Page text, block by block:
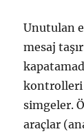
Unutulan
mesaj
kontrolleri
simgeler.
araçlar